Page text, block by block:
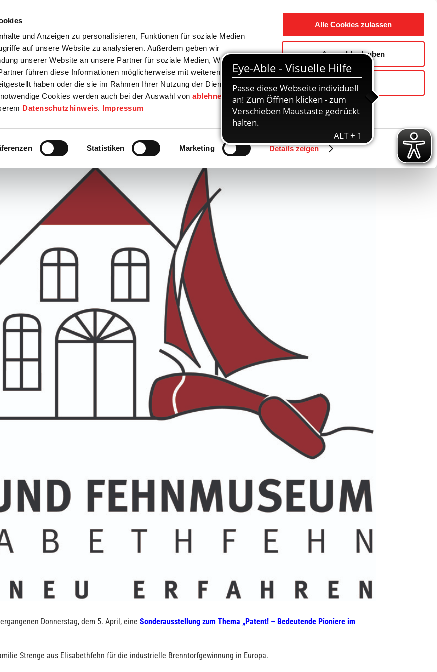
und Anzeigen zu personalisieren, Funktionen für soziale Medien
auf unsere Website zu analysieren. Außerdem geben wir
unserer Website an unsere Partner für soziale Medien, Werbung
führen diese Informationen möglicherweise mit weiteren Daten
haben oder die sie im Rahmen Ihrer Nutzung der Dienste
Cookies werden auch bei der Auswahl vonablehnen
gesetzt.
Datenschutzhinweis. Impressum
Statistiken Marketing Details zeigen
Alle Cookies zulassen
Auswahl erlauben
Ablehnen
Wirtschaft / Wohnen Bildung / Soziales Touristik / Freizeit Gemeinde / Geschichte
Zurück
Donnerstag, dem 5. April, eine Sonderausstellung zum Thema „Patent! – Bedeutende Pioniere im
Strenge aus Elisabethfehn für die industrielle Brenntorfgewinnung in Europa.